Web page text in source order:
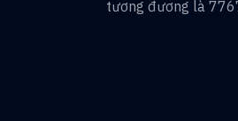
tương đương là